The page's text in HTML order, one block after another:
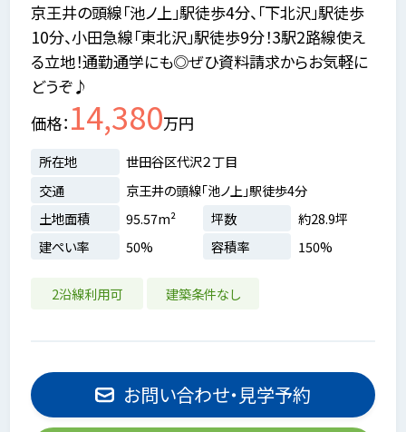
京王井の頭線「池ノ上」駅徒歩4分、「下北沢」駅徒歩
10分、小田急線「東北沢」駅徒歩9分！3駅2路線使え
る立地！通勤通学にも◎ぜひ資料請求からお気軽に
どうぞ♪
価格 14,380万円
所在地
世田谷区代沢２丁目
交通
京王井の頭線「池ノ上」駅徒歩4分
土地面積
95.57m² 坪数
約28.9坪
建ぺい率
50% 容積率 150%
2沿線利用可 建築条件なし
お問い合わせ・見学予約